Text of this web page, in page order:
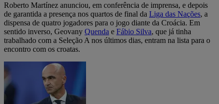
Roberto Martínez anunciou, em conferência de imprensa, e depois
de garantida a presença nos quartos de final da Liga das Nações, a
dispensa de quatro jogadores para o jogo diante da Croácia. Em
sentido inverso, Geovany Quenda e Fábio Silva, que já tinha
trabalhado com a Seleção A nos últimos dias, entram na lista para o
encontro com os croatas.